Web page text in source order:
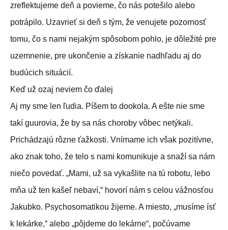
zreflektujeme deň a povieme, čo nás potešilo alebo
potrápilo. Uzavrieť si deň s tým, že venujete pozornosť
tomu, čo s nami nejakým spôsobom pohlo, je dôležité pre
uzemnenie, pre ukončenie a získanie nadhľadu aj do
budúcich situácií.
Keď už ozaj neviem čo ďalej
Aj my sme len ľudia. Píšem to dookola. A ešte nie sme
takí guurovia, že by sa nás choroby vôbec netýkali.
Prichádzajú rôzne ťažkosti. Vnímame ich však pozitívne,
ako znak toho, že telo s nami komunikuje a snaží sa nám
niečo povedať. „Mami, už sa vykašlite na tú robotu, lebo
mňa už ten kašeľ nebaví,“ hovorí nám s celou vážnosťou
Jakubko. Psychosomatikou žijeme. A miesto, „musíme ísť
k lekárke,“ alebo „pôjdeme do lekárne“, počúvame